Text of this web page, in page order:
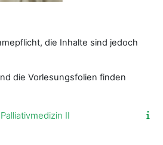
die Inhalte sind jedoch
die Vorlesungsfolien finden
II